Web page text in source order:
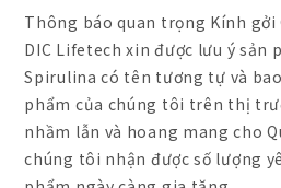
Thông báo quan trọng Kính gởi
DIC Lifetech xin được lưu ý sản
Spirulina có tên tương tự và
phẩm của chúng tôi trên thị
nhầm lẫn và hoang mang cho
chúng tôi nhận được số lượng